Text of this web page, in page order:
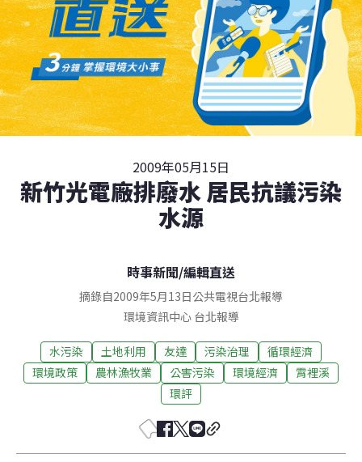
2009年05月15日
新竹光電廠排廢水 居民抗議污染
水源
時事新聞/編輯直送
摘錄自2009年5月13日公共電視台北報導
環境資訊中心 台北報導
水污染 土地利用 友達 污染治理
循環經濟
環境政策
農林漁牧業 公害污染 環境經濟
霄裡溪
環評